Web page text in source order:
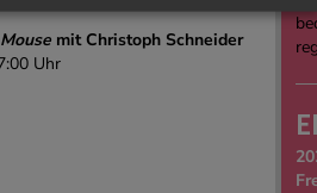
mit Christoph Schneider
Uhr